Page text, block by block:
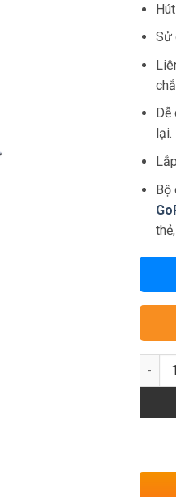
Sử
lại.
Bộ
Số